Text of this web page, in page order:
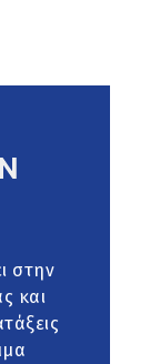
στην
και